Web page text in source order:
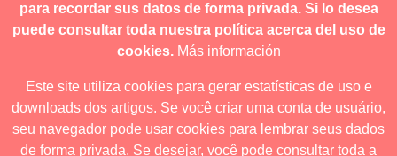
a través del OJS.
Revista nuestrAmérica publica exclusivamente bajo una
licencia internacional
Creative Commons Atribución-
para recordar sus datos de forma privada. Si lo desea
puede consultar toda nuestra política acerca del uso de
cookies. Más información
Este site utiliza cookies para gerar estatísticas de uso e
downloads dos artigos. Se você criar uma conta de usuário,
seu navegador pode usar cookies para lembrar seus dados
de forma privada. Se desejar, você pode consultar toda a